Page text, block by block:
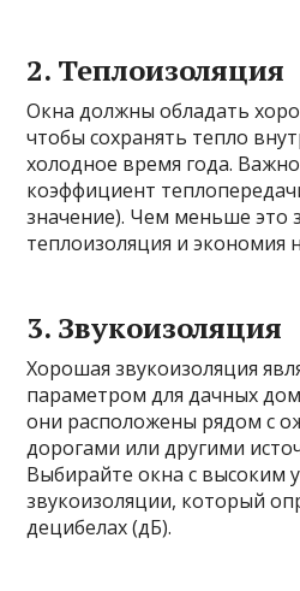
2. Теплоизоляция
Окна должны обладать
чтобы сохранять тепло
холодное время года.
коэффициент
значение). Чем меньше это
теплоизоляция и экономия
3. Звукоизоляция
Хорошая звукоизоляция
параметром для дачных
они расположены рядом с
дорогами или другими
Выбирайте окна с высоким
звукоизоляции, который
децибелах (дБ).